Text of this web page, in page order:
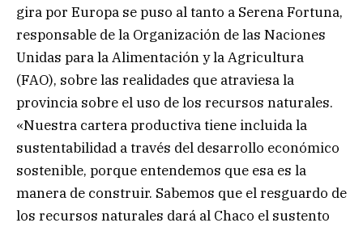
gira por Europa se puso al tanto a Serena Fortuna,
responsable de la Organización de las Naciones
Unidas para la Alimentación y la Agricultura
(FAO), sobre las realidades que atraviesa la
provincia sobre el uso de los recursos naturales.
«Nuestra cartera productiva tiene incluida la
sustentabilidad a través del desarrollo económico
sostenible, porque entendemos que esa es la
manera de construir. Sabemos que el resguardo de
los recursos naturales dará al Chaco el sustento